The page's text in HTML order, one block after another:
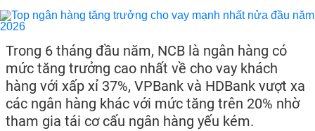
Trong 6 tháng đầu năm, NCB là ngân hàng có
mức tăng trưởng cao nhất về cho vay khách
hàng với xấp xỉ 37%, VPBank và HDBank vượt xa
các ngân hàng khác với mức tăng trên 20% nhờ
tham gia tái cơ cấu ngân hàng yếu kém.